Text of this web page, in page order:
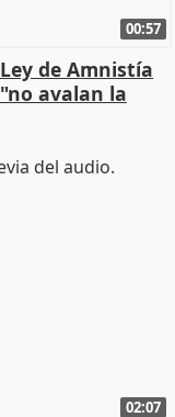
00:57
de Amnistía
avalan la
02:07